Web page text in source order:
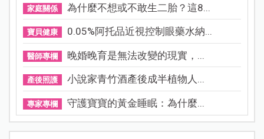
家庭關係 為什麼不想或不敢生二胎？這8...
寶貝健康 0.05%阿托品近視控制眼藥水納...
醫師專欄 晚婚晚育是無法改變的現實，...
產後照護 小說家青竹酒產後成半植物人...
專家專欄 守護寶寶的黃金睡眠：為什麼...